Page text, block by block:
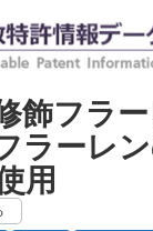
飾フラ
ラーレ
用